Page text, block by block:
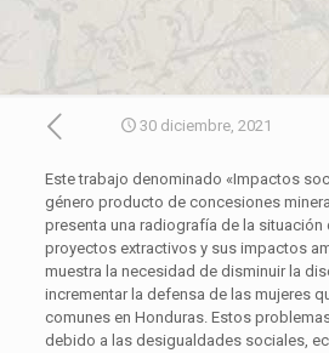
30 diciembre, 2021
Este trabajo denominado «Impactos
género producto de concesiones
presenta una radiografía de la situación
proyectos extractivos y sus impactos
muestra la necesidad de disminuir la
incrementar la defensa de las mujeres
comunes en Honduras. Estos
debido a las desigualdades sociales,